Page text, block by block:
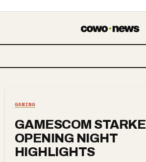
GAMING
GAMESCOM STARKE
OPENING NIGHT
HIGHLIGHTS